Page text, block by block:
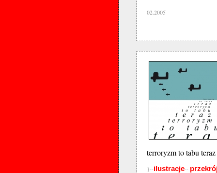
02.2005
terroryzm to tabu teraz
}--ilustracje--